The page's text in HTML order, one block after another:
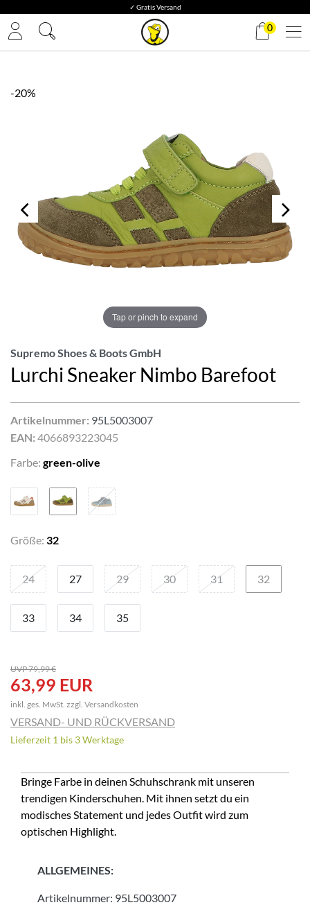
✓ Gratis Versand
0
-20%
Tap or pinch to expand
Supremo Shoes & Boots GmbH
Lurchi Sneaker Nimbo Barefoot
Artikelnummer: 95L5003007
EAN: 4066893223045
Farbe: green-olive
Größe: 32
24 27 29 30 31 32
33 34 35
UVP 79,99 €
63,99 EUR
inkl. ges. MwSt. zzgl. Versandkosten
VERSAND- UND RÜCKVERSAND
Lieferzeit 1 bis 3 Werktage
Bringe Farbe in deinen Schuhschrank mit unseren
trendigen Kinderschuhen. Mit ihnen setzt du ein
modisches Statement und jedes Outfit wird zum
optischen Highlight.
ALLGEMEINES:
Artikelnummer: 95L5003007